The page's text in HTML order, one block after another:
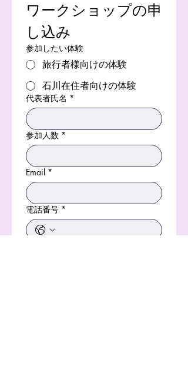
ワークショップの申
し込み
参加したい体験
旅行者様向けの体験
石川在住者向けの体験
代表者氏名 *
参加人数 *
Email *
電話番号 *